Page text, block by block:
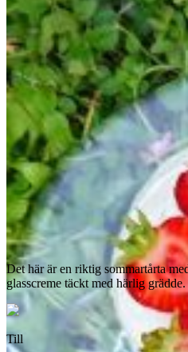
Det här är en riktig sommartårta
glasscreme täckt med härlig grädde.
Till